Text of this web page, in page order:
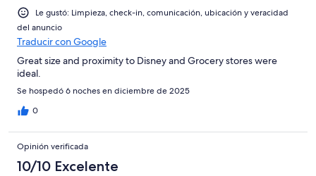
Le gustó: Limpieza, check-in, comunicación, ubicación y veracidad
del anuncio
Traducir con Google
Great size and proximity to Disney and Grocery stores were
ideal.
Se hospedó 6 noches en diciembre de 2025
0
Opinión verificada
10/10 Excelente